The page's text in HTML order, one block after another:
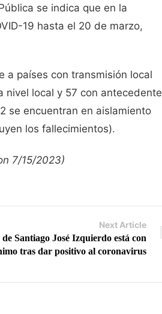
se indica que en la
19 hasta el 20 de marzo,
a países con transmisión local
nivel local y 57 con antecedente
se encuentran en aislamiento
los fallecimientos).
7/15/2023)
Next Article
Santiago José Izquierdo está con
tras dar positivo al coronavirus